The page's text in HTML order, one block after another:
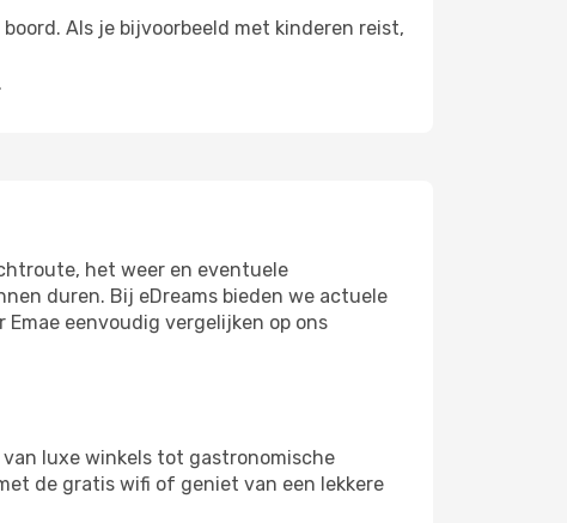
Als je bijvoorbeeld met kinderen reist,
het weer en eventuele
duren. Bij eDreams bieden we actuele
eenvoudig vergelijken op ons
luxe winkels tot gastronomische
de gratis wifi of geniet van een lekkere